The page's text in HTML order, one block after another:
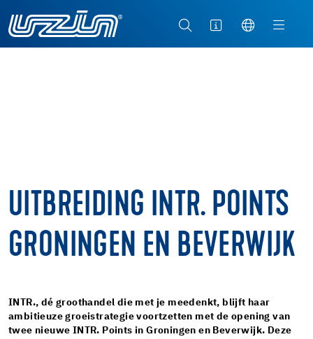
UITBREIDING INTR. POINTS
GRONINGEN EN BEVERWIJK
INTR., dé groothandel die met je meedenkt, blijft haar
ambitieuze groeistrategie voortzetten met de opening van
twee nieuwe INTR. Points in Groningen en Beverwijk. Deze